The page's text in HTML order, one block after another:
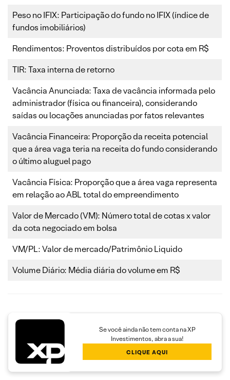
Peso no IFIX: Participação do fundo no IFIX (índice de
fundos imobiliários)
Rendimentos: Proventos distribuídos por cota em R$
TIR: Taxa interna de retorno
Vacância Anunciada: Taxa de vacância informada pelo
administrador (física ou financeira), considerando
saídas ou locações anunciadas por fatos relevantes
Vacância Financeira: Proporção da receita potencial
que a área vaga teria na receita do fundo considerando
o último aluguel pago
Vacância Física: Proporção que a área vaga representa
em relação ao ABL total do empreendimento
Valor de Mercado (VM): Número total de cotas x valor
da cota negociado em bolsa
VM/PL: Valor de mercado/Patrimônio Liquido
Volume Diário: Média diária do volume em R$
Se você ainda não tem conta na XP
Investimentos, abra a sua!
CLIQUE AQUI